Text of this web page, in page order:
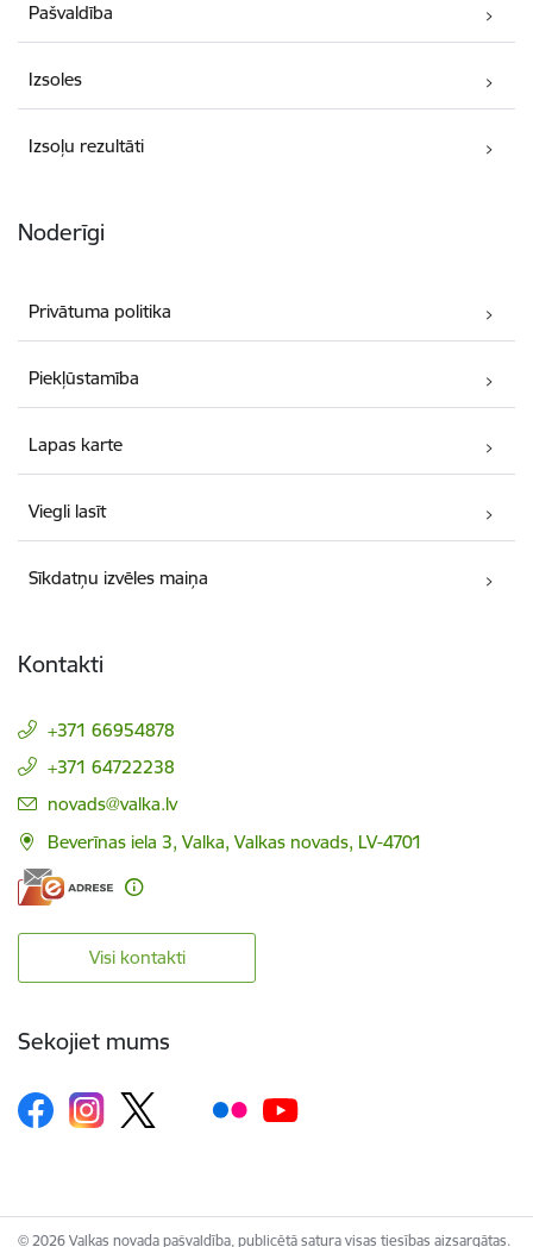
Pašvaldība
Izsoles
Izsoļu rezultāti
Noderīgi
Privātuma politika
Piekļūstamība
Lapas karte
Viegli lasīt
Sīkdatņu izvēles maiņa
Kontakti
+371 66954878
+371 64722238
E-pasts:
novads@valka.lv
Beverīnas iela 3, Valka, Valkas novads, LV-4701
Visi kontakti
Sekojiet mums
© 2026 Valkas novada pašvaldība, publicētā satura visas tiesības aizsargātas.